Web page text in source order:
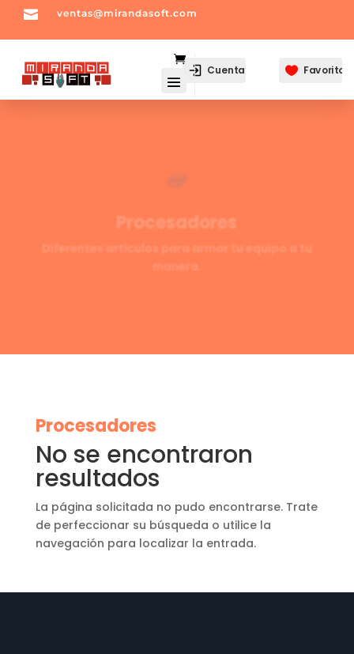
 ventas@mirandasoft.com
Cuenta  Favoritos
Procesadores
Diferentes artículos para armar tu equipo a tu
manera.
Procesadores
No se encontraron
resultados
La página solicitada no pudo encontrarse. Trate
de perfeccionar su búsqueda o utilice la
navegación para localizar la entrada.